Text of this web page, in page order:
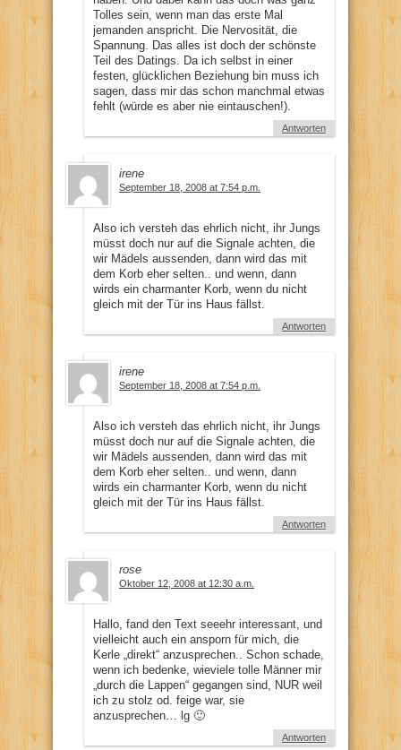
Tolles sein, wenn man das erste Mal
jemanden anspricht. Die Nervosität, die
Spannung. Das alles ist doch der schönste
Teil des Datings. Da ich selbst in einer
festen, glücklichen Beziehung bin muss ich
sagen, dass mir das schon manchmal etwas
fehlt (würde es aber nie eintauschen!).
Antworten
irene
September 18, 2008 at 7:54 p.m.
Also ich versteh das ehrlich nicht, ihr Jungs
müsst doch nur auf die Signale achten, die
wir Mädels aussenden, dann wird das mit
dem Korb eher selten.. und wenn, dann
wirds ein charmanter Korb, wenn du nicht
gleich mit der Tür ins Haus fällst.
Antworten
irene
September 18, 2008 at 7:54 p.m.
Also ich versteh das ehrlich nicht, ihr Jungs
müsst doch nur auf die Signale achten, die
wir Mädels aussenden, dann wird das mit
dem Korb eher selten.. und wenn, dann
wirds ein charmanter Korb, wenn du nicht
gleich mit der Tür ins Haus fällst.
Antworten
rose
Oktober 12, 2008 at 12:30 a.m.
Hallo, fand den Text seeehr interessant, und
vielleicht auch ein ansporn für mich, die
Kerle „direkt“ anzusprechen.. Schon schade,
wenn ich bedenke, wieviele tolle Männer mir
„durch die Lappen“ gegangen sind, NUR weil
ich zu stolz od. feige war, sie
anzusprechen… lg 🙂
Antworten